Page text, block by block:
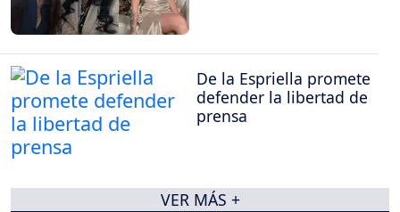
De la Espriella promete
defender la libertad de
prensa
VER MÁS +